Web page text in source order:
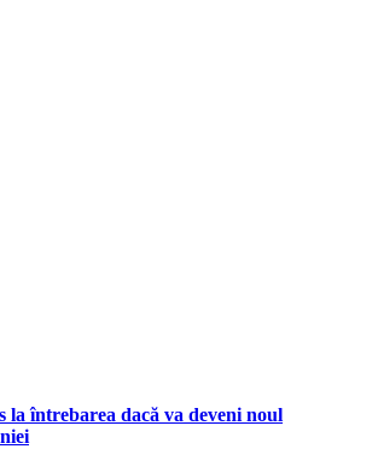
la întrebarea dacă va deveni noul